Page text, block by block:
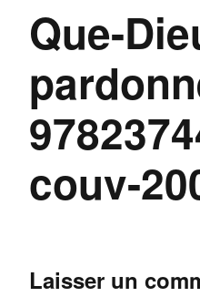
Que-
couv-
Laisser un